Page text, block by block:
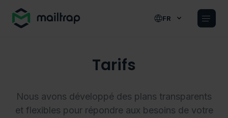
FR
Tarifs
Nous avons développé des plans transparents
et flexibles pour répondre aux besoins de votre